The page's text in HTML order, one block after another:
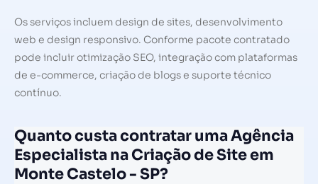
Os serviços incluem design de sites, desenvolvimento
web e design responsivo. Conforme pacote contratado
pode incluir otimização SEO, integração com plataformas
de e-commerce, criação de blogs e suporte técnico
contínuo.
Quanto custa contratar uma Agência
Especialista na Criação de Site em
Monte Castelo - SP?